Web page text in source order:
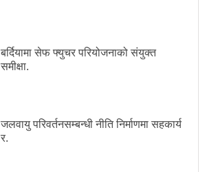
बर्दियामा सेफ फ्युचर परियोजनाको संयुक्त
समीक्षा.
जलवायु परिवर्तनसम्बन्धी नीति निर्माणमा सहकार्य
र.